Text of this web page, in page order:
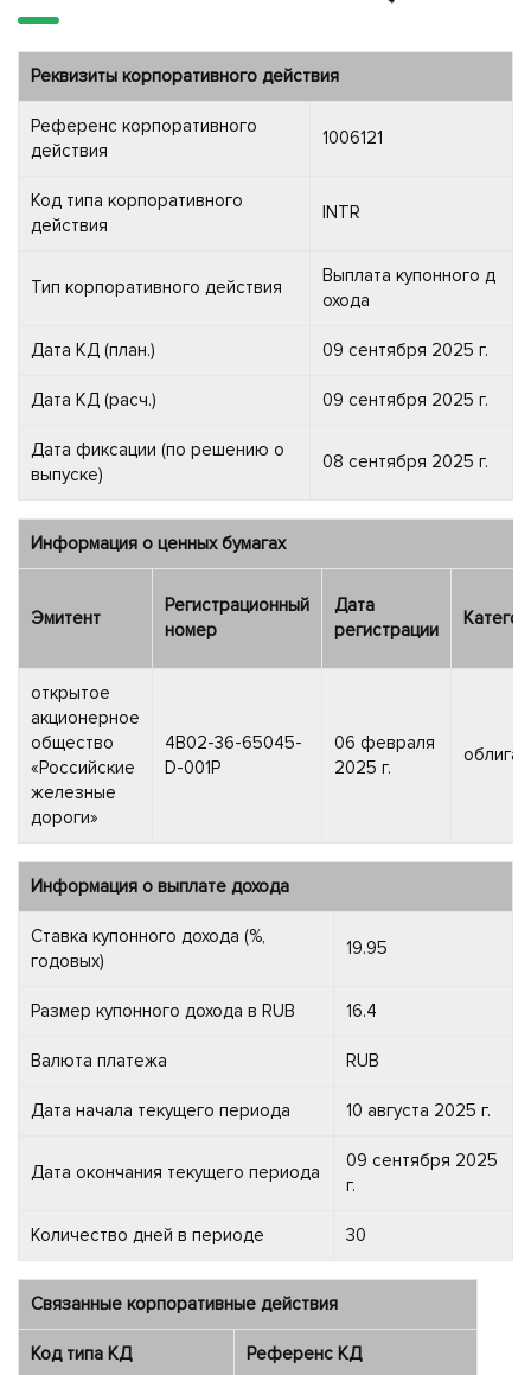
Реквизиты корпоративного действия
Референс корпоративного
действия
1006121
Код типа корпоративного
действия
INTR
Тип корпоративного действия
Выплата купонного д
охода
Дата КД (план.) 09 сентября 2025 г.
Дата КД (расч.) 09 сентября 2025 г.
Дата фиксации (по решению о
выпуске)
08 сентября 2025 г.
Информация о ценных бумагах
Эмитент
Регистрационный
номер
Дата
регистрации
открытое
акционерное
общество
«Российские
железные
дороги»
4B02-36-65045-
D-001P
06 февраля
2025 г.
Информация о выплате дохода
Ставка купонного дохода (%,
годовых)
19.95
Размер купонного дохода в RUB 16.4
Валюта платежа RUB
Дата начала текущего периода 10 августа 2025 г.
Дата окончания текущего периода
09 сентября 2025
г.
Количество дней в периоде 30
Связанные корпоративные действия
Код типа КД Референс КД